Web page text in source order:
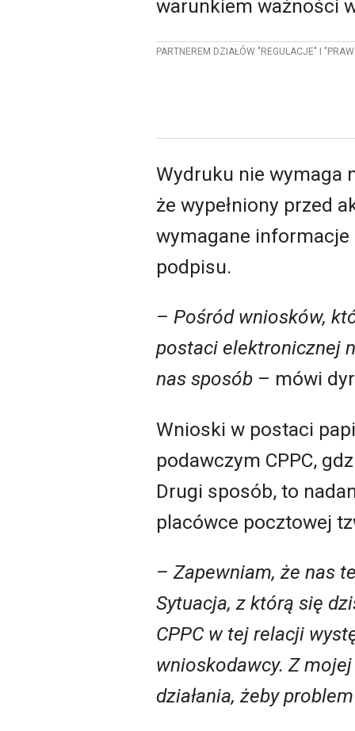
warunkiem ważności
PARTNEREM DZIAŁÓW "REGULACJE" I
Wydruku nie wymaga
że wypełniony przed
wymagane informacje
podpisu.
– Pośród wniosków,
postaci elektronicznej
nas sposób – mówi
Wnioski w postaci
podawczym CPPC,
Drugi sposób, to
placówce pocztowej
– Zapewniam, że nas
Sytuacja, z którą się
CPPC w tej relacji
wnioskodawcy. Z
działania, żeby